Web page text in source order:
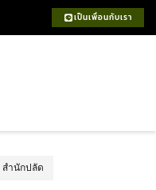
เป็นเพื่อนกับเรา
สำนักปลัด